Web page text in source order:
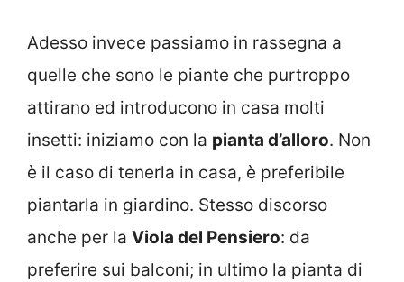
Adesso invece passiamo in rassegna a
quelle che sono le piante che purtroppo
attirano ed introducono in casa molti
insetti: iniziamo con la pianta d’alloro. Non
è il caso di tenerla in casa, è preferibile
piantarla in giardino. Stesso discorso
anche per la Viola del Pensiero: da
preferire sui balconi; in ultimo la pianta di